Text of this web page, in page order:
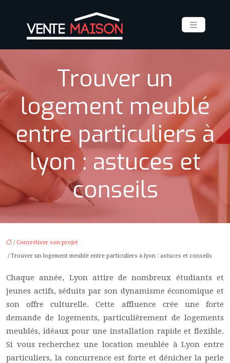
Trouver un
logement meublé
entre particuliers à
lyon : astuces et
conseils
/ Concrétiser son projet
/ Trouver un logement meublé entre particuliers à lyon : astuces et conseils
Chaque année, Lyon attire de nombreux étudiants et
jeunes actifs, séduits par son dynamisme économique et
son offre culturelle. Cette affluence crée une forte
demande de logements, particulièrement de logements
meublés, idéaux pour une installation rapide et flexible.
Si vous recherchez une location meublée à Lyon entre
particuliers, la concurrence est forte et dénicher la perle